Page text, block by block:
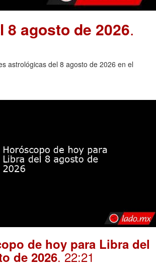
agosto de 2026.
astrológicas del 8 agosto de 2026 en el
de hoy para Libra del
de 2026. 22:21